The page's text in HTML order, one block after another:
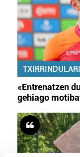
«Entrenatzen
gehiago